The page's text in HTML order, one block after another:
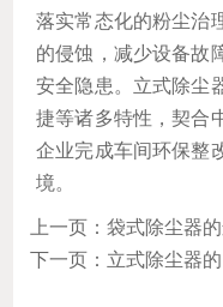
落实常态化的粉尘治
的侵蚀，减少设备故
安全隐患。立式除尘
捷等诸多特性，契合
企业完成车间环保整
境。
上一页：袋式除尘器
下一页：立式除尘器